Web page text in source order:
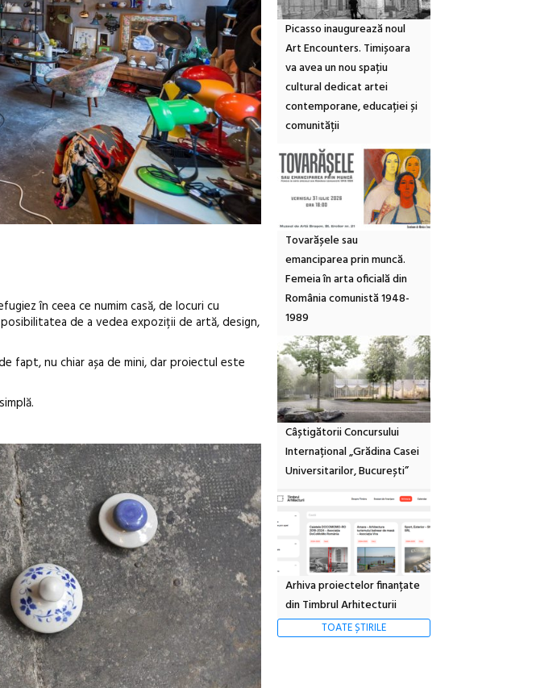
în ceea ce numim casă, de locuri cu
de a vedea expoziții de artă, design,
fapt, nu chiar așa de mini, dar proiectul este
Picasso inaugurează noul
Art Encounters. Timișoara
va avea un nou spațiu
cultural dedicat artei
contemporane, educației și
comunității
Tovarășele sau
emanciparea prin muncă.
Femeia în arta oficială din
România comunistă 1948-
1989
Câștigătorii Concursului
Internațional „Grădina Casei
Universitarilor, București”
Arhiva proiectelor finanțate
din Timbrul Arhitecturii
TOATE ȘTIRILE